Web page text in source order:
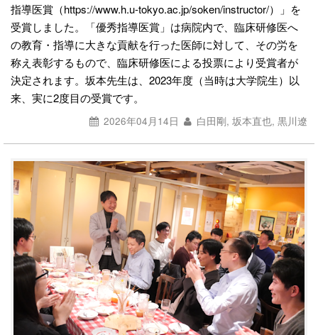
指導医賞（https://www.h.u-tokyo.ac.jp/soken/instructor/）」を
受賞しました。「優秀指導医賞」は病院内で、臨床研修医へ
の教育・指導に大きな貢献を行った医師に対して、その労を
称え表彰するもので、臨床研修医による投票により受賞者が
決定されます。坂本先生は、2023年度（当時は大学院生）以
来、実に2度目の受賞です。
2026年04月14日 白田剛, 坂本直也, 黒川遼